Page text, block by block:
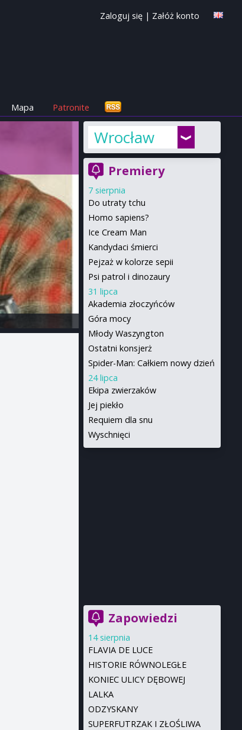
Zaloguj się | Załóż konto
Mapa Patronite
Wrocław
Premiery
7 sierpnia
Do utraty tchu
Homo sapiens?
Ice Cream Man
Kandydaci śmierci
Pejzaż w kolorze sepii
Psi patrol i dinozaury
31 lipca
Akademia złoczyńców
Góra mocy
Młody Waszyngton
Ostatni konsjerż
Spider-Man: Całkiem nowy dzień
24 lipca
Ekipa zwierzaków
Jej piekło
Requiem dla snu
Wyschnięci
Zapowiedzi
14 sierpnia
FLAVIA DE LUCE
HISTORIE RÓWNOLEGŁE
KONIEC ULICY DĘBOWEJ
LALKA
ODZYSKANY
SUPERFUTRZAK I ZŁOŚLIWA